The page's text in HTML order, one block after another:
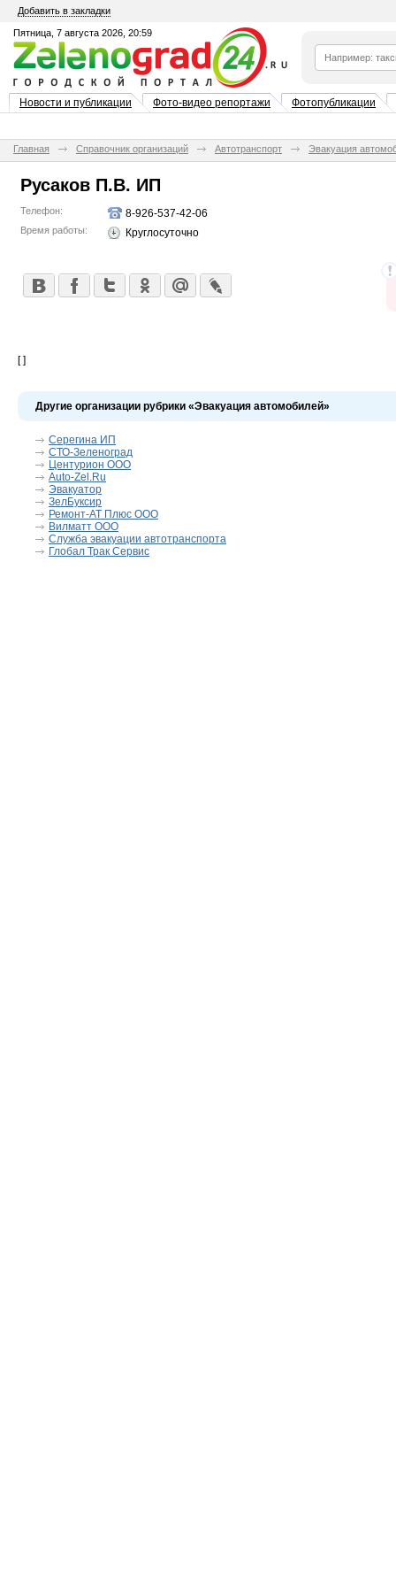
Добавить в закладки
Пятница, 7 августа 2026, 20:59
Новости и публикации Фото-видео репортажи Фотопубликации
Главная Справочник организаций Автотранспорт Эвакуация
Русаков П.В. ИП
Телефон: 8-926-537-42-06
Время работы: Круглосуточно
[ ]
Другие организации рубрики «Эвакуация автомобилей»
Серегина ИП
СТО-Зеленоград
Центурион ООО
Auto-Zel.Ru
Эвакуатор
ЗелБуксир
Ремонт-АТ Плюс ООО
Вилматт ООО
Служба эвакуации автотранспорта
Глобал Трак Сервис